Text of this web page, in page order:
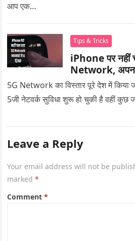
आप एक…
Tips & Tricks
iPhone पर नहीं
Network,
5G Network का विस्तार पूरे देश में किया
5जी नेटवर्क सुविधा शुरू हो चुकी है वहीं कुछ
Leave a Reply
Your email address will not be
marked*
Comment*